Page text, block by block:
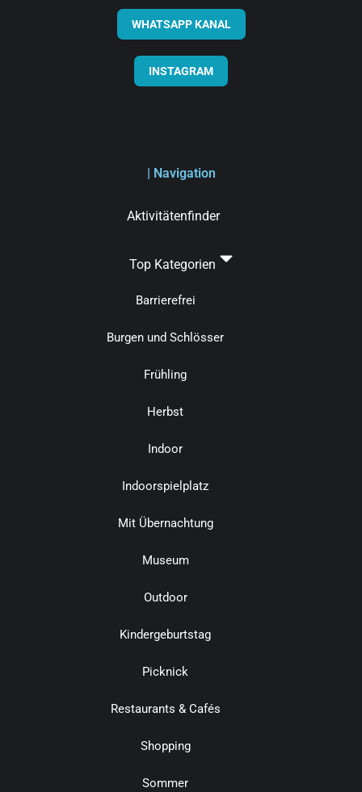
WHATSAPP KANAL
INSTAGRAM
| Navigation
Aktivitätenfinder
Top Kategorien
Barrierefrei
Burgen und Schlösser
Frühling
Herbst
Indoor
Indoorspielplatz
Mit Übernachtung
Museum
Outdoor
Kindergeburtstag
Picknick
Restaurants & Cafés
Shopping
Sommer